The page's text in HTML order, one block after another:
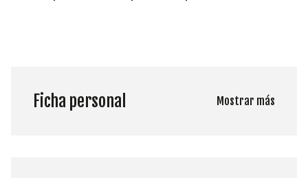
Ficha personal Mostrar más